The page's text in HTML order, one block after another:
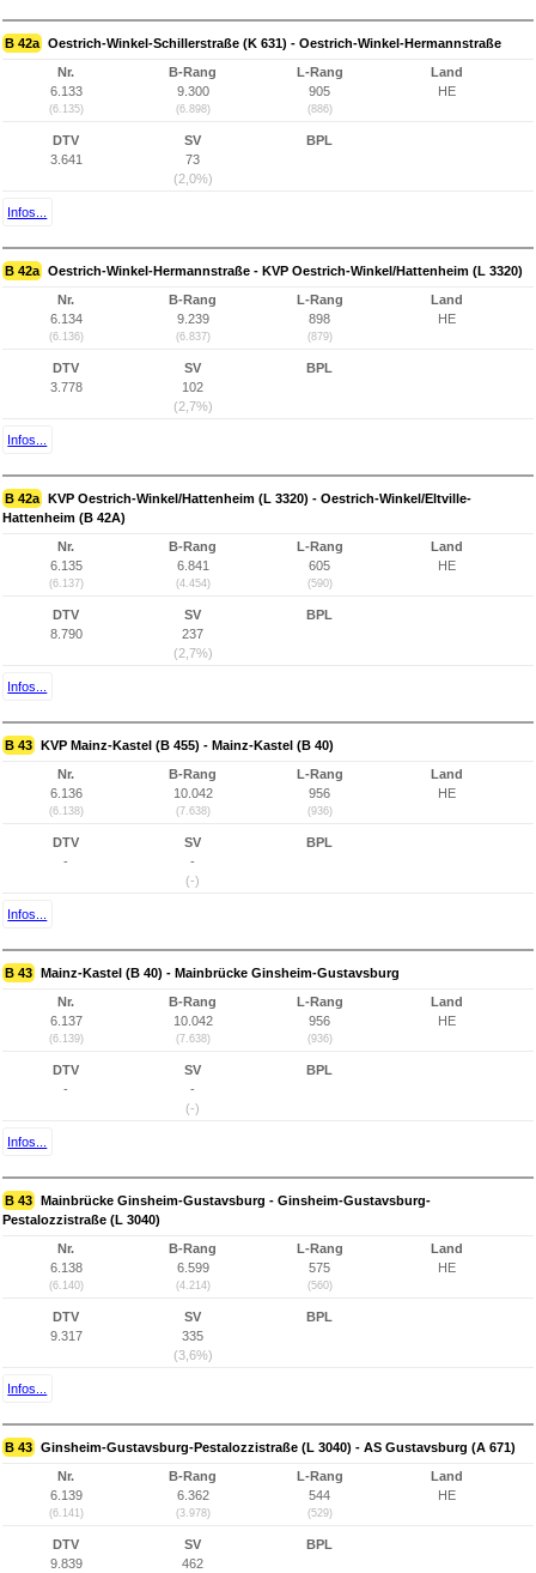
B 42a Oestrich-Winkel-Schillerstraße (K 631) - Oestrich-Winkel-Hermannstraße
Nr.
6.133
(6.135)
B-Rang
9.300
(6.898)
L-Rang
905
(886)
Land
HE
DTV
3.641
SV
73
(2,0%)
BPL
Infos...
B 42a Oestrich-Winkel-Hermannstraße - KVP Oestrich-Winkel/Hattenheim (L 3320)
Nr.
6.134
(6.136)
B-Rang
9.239
(6.837)
L-Rang
898
(879)
Land
HE
DTV
3.778
SV
102
(2,7%)
BPL
Infos...
B 42a KVP Oestrich-Winkel/Hattenheim (L 3320) - Oestrich-Winkel/Eltville-
Hattenheim (B 42A)
Nr.
6.135
(6.137)
B-Rang
6.841
(4.454)
L-Rang
605
(590)
Land
HE
DTV
8.790
SV
237
(2,7%)
BPL
Infos...
B 43 KVP Mainz-Kastel (B 455) - Mainz-Kastel (B 40)
Nr.
6.136
(6.138)
B-Rang
10.042
(7.638)
L-Rang
956
(936)
Land
HE
DTV
-
SV
-
(-)
BPL
Infos...
B 43 Mainz-Kastel (B 40) - Mainbrücke Ginsheim-Gustavsburg
Nr.
6.137
(6.139)
B-Rang
10.042
(7.638)
L-Rang
956
(936)
Land
HE
DTV
-
SV
-
(-)
BPL
Infos...
B 43 Mainbrücke Ginsheim-Gustavsburg - Ginsheim-Gustavsburg-
Pestalozzistraße (L 3040)
Nr.
6.138
(6.140)
B-Rang
6.599
(4.214)
L-Rang
575
(560)
Land
HE
DTV
9.317
SV
335
(3,6%)
BPL
Infos...
B 43 Ginsheim-Gustavsburg-Pestalozzistraße (L 3040) - AS Gustavsburg (A 671)
Nr.
6.139
(6.141)
B-Rang
6.362
(3.978)
L-Rang
544
(529)
Land
HE
DTV
9.839
SV
462
BPL